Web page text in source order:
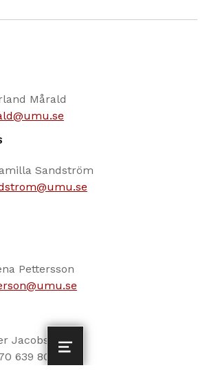
MENU
Mårald
Sandström
Pettersson
Jacobsson
639 80 55